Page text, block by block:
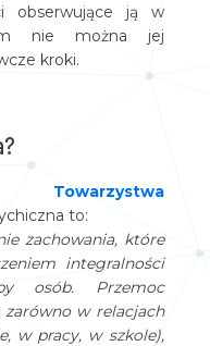
obserwujące ją w
nie można jej
kroki.
Towarzystwa
to:
zachowania, które
integralności
osób. Przemoc
w relacjach
w pracy, w szkole),